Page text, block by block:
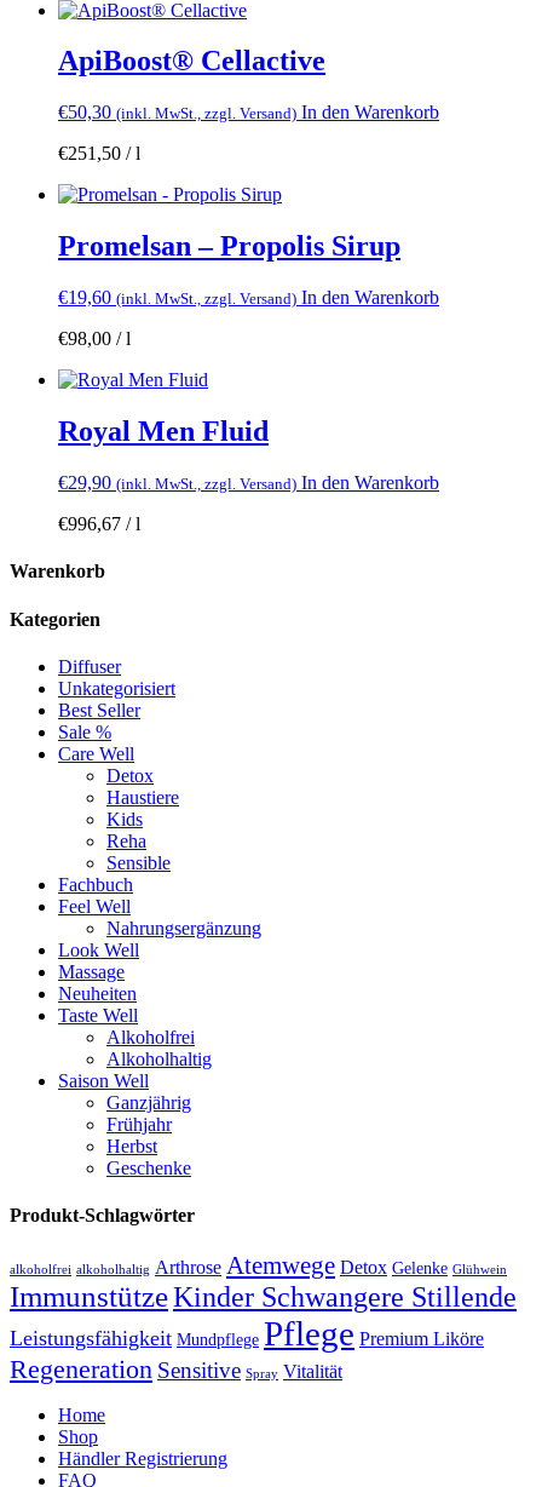
ApiBoost® Cellactive
€50,30 (inkl. MwSt., zzgl. Versand) In den Warenkorb
€251,50 /l
Promelsan – Propolis Sirup
€19,60 (inkl. MwSt., zzgl. Versand) In den Warenkorb
€98,00 /l
Royal Men Fluid
€29,90 (inkl. MwSt., zzgl. Versand) In den Warenkorb
€996,67 /l
Warenkorb
Kategorien
Diffuser
Unkategorisiert
Best Seller
Sale %
Care Well
Detox
Haustiere
Kids
Reha
Sensible
Fachbuch
Feel Well
Nahrungsergänzung
Look Well
Massage
Neuheiten
Taste Well
Alkoholfrei
Alkoholhaltig
Saison Well
Ganzjährig
Frühjahr
Herbst
Geschenke
Produkt-Schlagwörter
alkoholfrei alkoholhaltig Arthrose Atemwege Detox Gelenke Glühwein
ImmunstützeKinder Schwangere Stillende
Leistungsfähigkeit Mundpflege Pflege Premium Liköre
Regeneration Sensitive Spray Vitalität
Home
Shop
Händler Registrierung
FAQ